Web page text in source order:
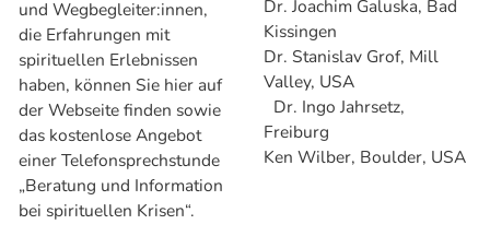
und Wegbegleiter:innen,
die Erfahrungen mit
spirituellen Erlebnissen
haben, können Sie hier auf
der Webseite finden sowie
das kostenlose Angebot
einer Telefonsprechstunde
„Beratung und Information
bei spirituellen Krisen“.
Dr. Joachim Galuska, Bad
Kissingen
Dr. Stanislav Grof, Mill
Valley, USA
Dr. Ingo Jahrsetz,
Freiburg
Ken Wilber, Boulder, USA